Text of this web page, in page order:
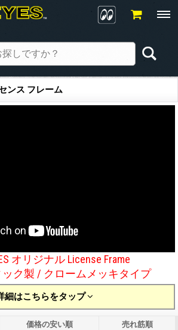
ンス フレーム
オリジナル License Frame
ック製 / クロームメッキタイプ
細はこちらをタップ
価格の安い順 売れ筋順